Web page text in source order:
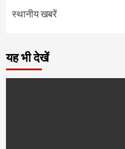
स्थानीय खबरें
यह भी देखें